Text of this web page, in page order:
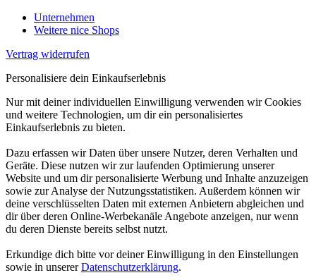
Unternehmen
Weitere nice Shops
Vertrag widerrufen
Personalisiere dein Einkaufserlebnis
Nur mit deiner individuellen Einwilligung verwenden wir Cookies
und weitere Technologien, um dir ein personalisiertes
Einkaufserlebnis zu bieten.
Dazu erfassen wir Daten über unsere Nutzer, deren Verhalten und
Geräte. Diese nutzen wir zur laufenden Optimierung unserer
Website und um dir personalisierte Werbung und Inhalte anzuzeigen
sowie zur Analyse der Nutzungsstatistiken. Außerdem können wir
deine verschlüsselten Daten mit externen Anbietern abgleichen und
dir über deren Online-Werbekanäle Angebote anzeigen, nur wenn
du deren Dienste bereits selbst nutzt.
Erkundige dich bitte vor deiner Einwilligung in den Einstellungen
sowie in unsererDatenschutzerklärung.